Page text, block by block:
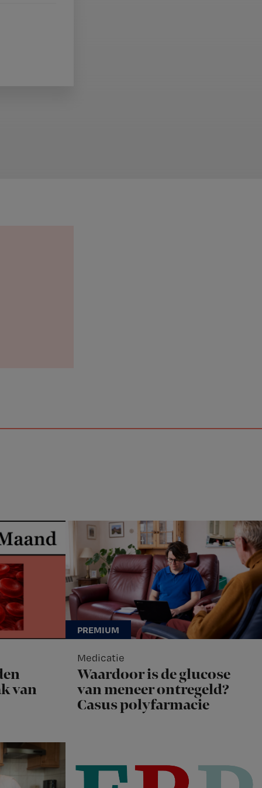
van
Medicatie
Waardoor is de glucose
van meneer ontregeld?
Casus polyfarmacie